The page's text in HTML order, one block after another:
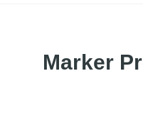
Marker